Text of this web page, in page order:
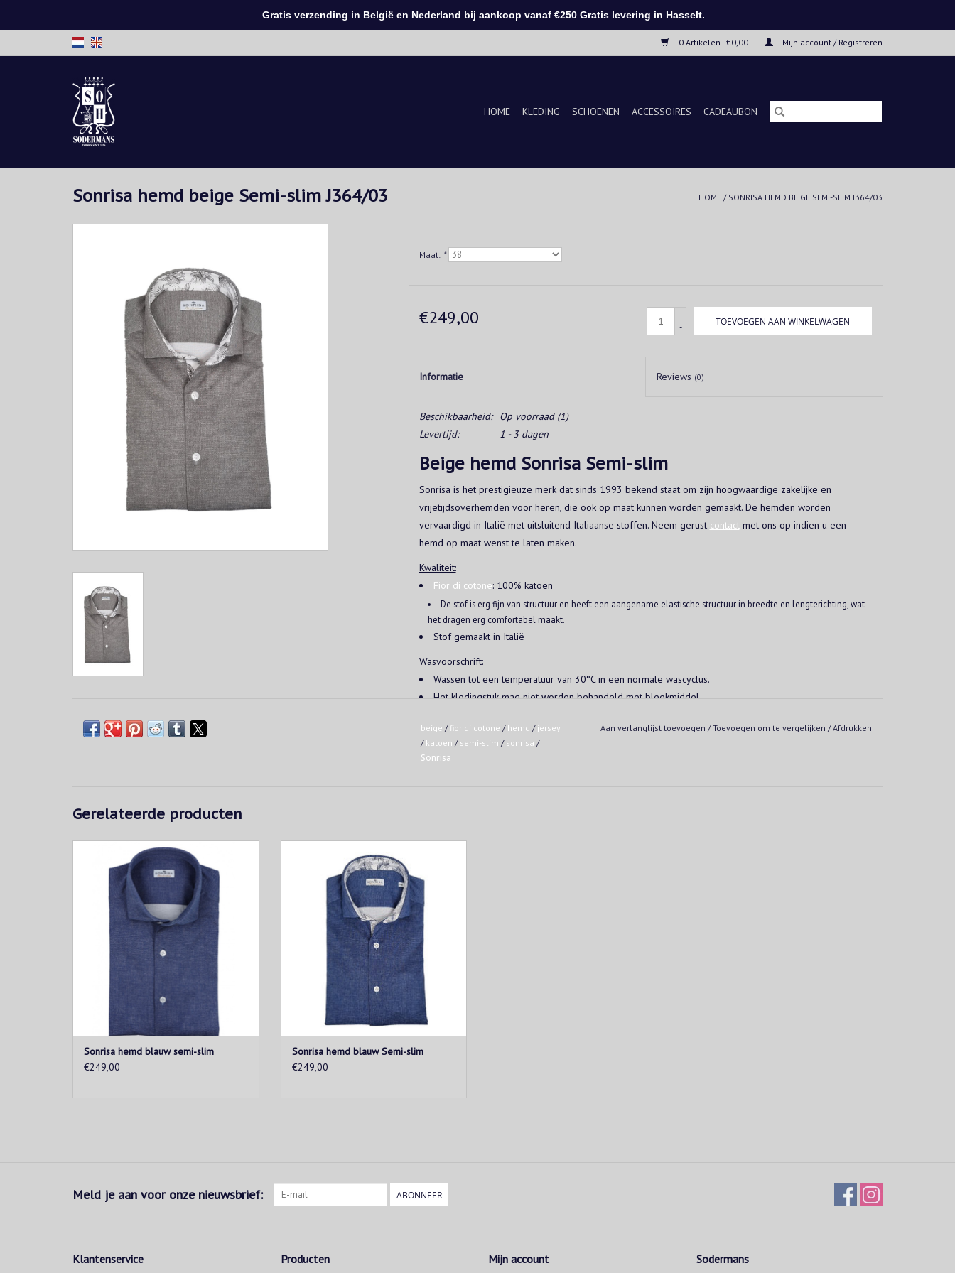
0 Artikelen - €0,00 Mijn account / Registreren
HOME KLEDING SCHOENEN ACCESSOIRES CADEAUBON
Sonrisa hemd beige Semi-slim J364/03 HOME / SONRISA HEMD BEIGE SEMI-SLIM J364/03
Maat: *
€249,00
+
-
TOEVOEGEN AAN WINKELWAGEN
Informatie Reviews (0)
Beschikbaarheid: Op voorraad(1)
Levertijd:
1 - 3 dagen
Beige hemd Sonrisa Semi-slim
Sonrisa is het prestigieuze merk dat sinds 1993 bekend staat om zijn hoogwaardige zakelijke en
vrijetijdsoverhemden voor heren, die ook op maat kunnen worden gemaakt. De hemden worden
vervaardigd in Italië met uitsluitend Italiaanse stoffen. Neem gerust contactmet ons op indien u een
hemd op maat wenst te laten maken.
Kwaliteit:
Fior di cotone: 100% katoen
De stof is erg fijn van structuur en heeft een aangename elastische structuur in breedte en lengterichting, wat
het dragen erg comfortabel maakt.
Stof gemaakt in Italië
Wasvoorschrift:
Wassen tot een temperatuur van 30°C in een normale wascyclus.
Het kledingstuk mag niet worden behandeld met bleekmiddel.
beige /fior di cotone / hemd / jersey
/ katoen / semi-slim / sonrisa /
Sonrisa
Aan verlanglijst toevoegen /Toevoegen om te vergelijken /Afdrukken
Gerelateerde producten
Blauw katoenen jersey-hemd uit de Sonrisa
"Fior di cotone" collectie. Het hemd heeft
een semi-slim pasvorm. De stof is erg fijn
van structuur en heeft een aangename
elastische structuur in breedte en
lengterichting, wat het dragen erg
comfortabel maakt.
TOEVOEGEN AAN WINKELWAGEN
Sonrisa hemd blauw semi-slim
€249,00
"Fior di cotone" collectie. Het hemd heeft
een semi-slim pasvorm. De stof is erg fijn
van structuur en heeft een aangename
elastische structuur in breedte en
lengterichting, wat het dragen erg
comfortabel maakt.
TOEVOEGEN AAN WINKELWAGEN
Sonrisa hemd blauw Semi-slim
€249,00
Meld je aan voor onze nieuwsbrief: ABONNEER
Klantenservice Producten Mijn account Sodermans
Gratis verzending in België en Nederland bij aankoop vanaf €250 Gratis levering in Hasselt.